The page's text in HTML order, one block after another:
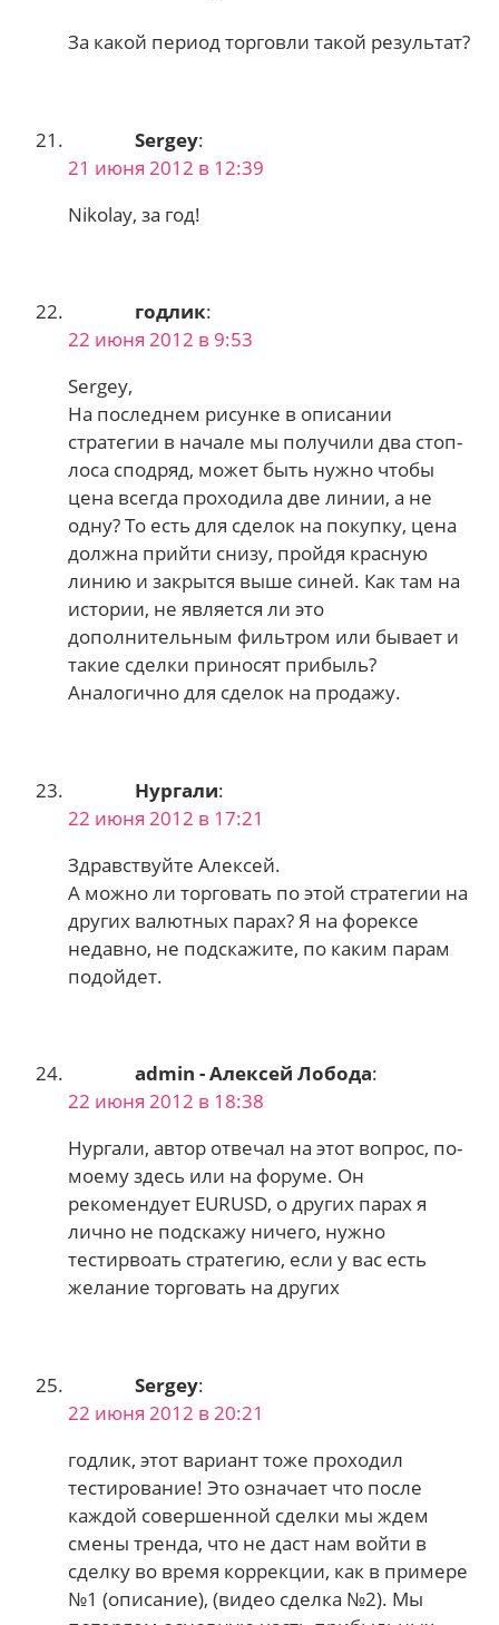
За какой период торговли такой результат?
Sergey:
21 июня 2012 в 12:39
Nikolay, за год!
годлик:
22 июня 2012 в 9:53
Sergey,
На последнем рисунке в описании
стратегии в начале мы получили два стоп-
лоса сподряд, может быть нужно чтобы
цена всегда проходила две линии, а не
одну? То есть для сделок на покупку, цена
должна прийти снизу, пройдя красную
линию и закрытся выше синей. Как там на
истории, не является ли это
дополнительным фильтром или бывает и
такие сделки приносят прибыль?
Аналогично для сделок на продажу.
Нургали:
22 июня 2012 в 17:21
Здравствуйте Алексей.
А можно ли торговать по этой стратегии на
других валютных парах? Я на форексе
недавно, не подскажите, по каким парам
подойдет.
admin - Алексей Лобода:
22 июня 2012 в 18:38
Нургали, автор отвечал на этот вопрос, по-
моему здесь или на форуме. Он
рекомендует EURUSD, о других парах я
лично не подскажу ничего, нужно
тестирвоать стратегию, если у вас есть
желание торговать на других
Sergey:
22 июня 2012 в 20:21
годлик, этот вариант тоже проходил
тестирование! Это означает что после
каждой совершенной сделки мы ждем
смены тренда, что не даст нам войти в
сделку во время коррекции, как в примере
№1 (описание), (видео сделка №2). Мы